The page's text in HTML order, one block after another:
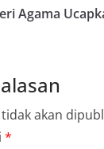
Agama
akan
*